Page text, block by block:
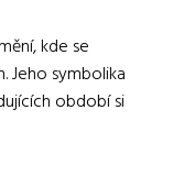
kde se
Jeho symbolika
období si